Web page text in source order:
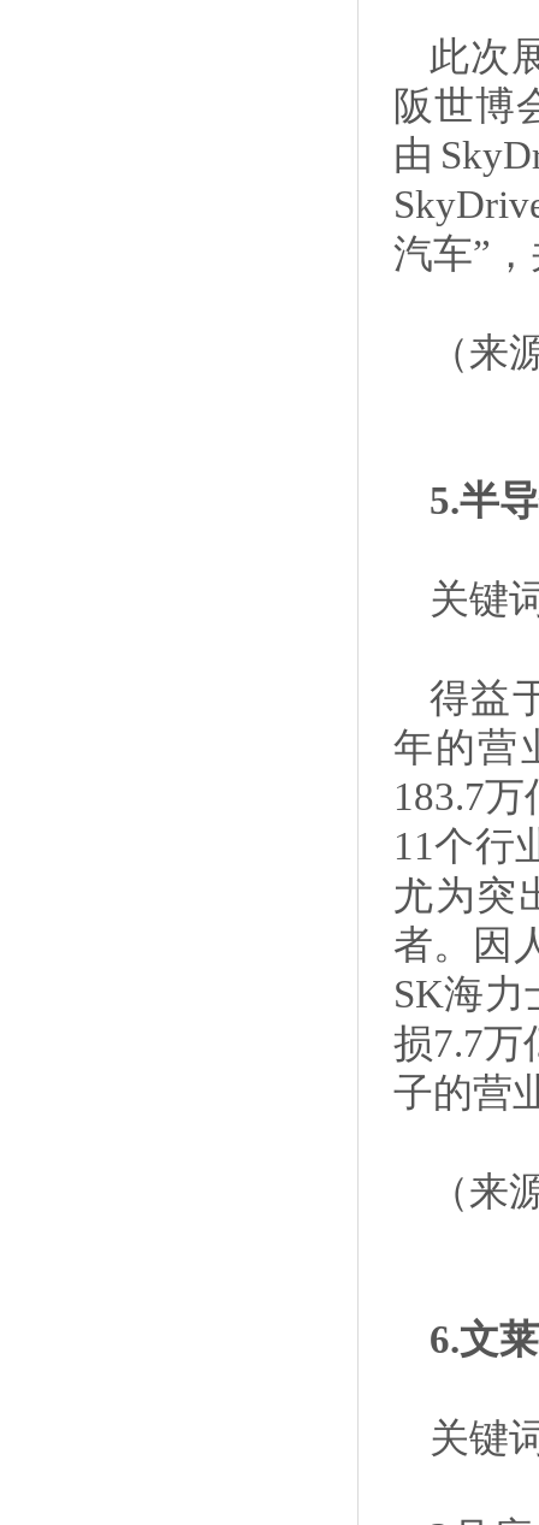
此次
阪世博
由
汽车”
（来
5.半
关键
得益
年的营
183.7
11个行
尤为突
者。因
SK海力
损7.7万
子的营
（来
6.文
关键